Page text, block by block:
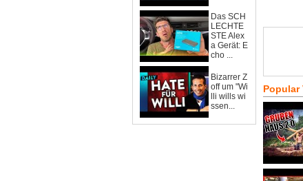
Das SCH
LECHTE
STE Alex
a Gerät: E
cho ...
Bizarrer Z
off um "Wi
lli wills wi
ssen...
Popular